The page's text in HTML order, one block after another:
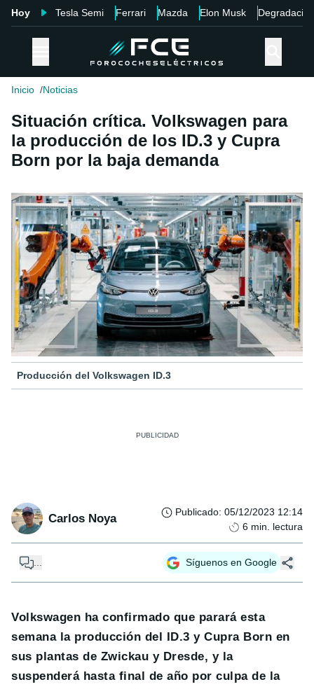
Hoy Tesla Semi Ferrari Mazda Elon Musk Degradación
Inicio Noticias
Situación crítica. Volkswagen para
la producción de los ID.3 y Cupra
Born por la baja demanda
Producción del Volkswagen ID.3
Carlos Noya Publicado: 05/12/2023 12:14
6 min. lectura
... Síguenos en Google
Volkswagen ha confirmado que parará esta
semana la producción del ID.3 y Cupra Born en
sus plantas de Zwickau y Dresde, y la
suspenderá hasta final de año por culpa de la